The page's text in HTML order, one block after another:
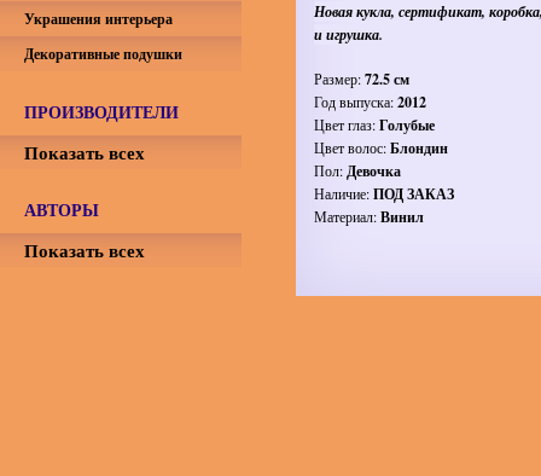
Новая кукла, сертификат,
и игрушка.
Размер:72.5 см
Год выпуска:2012
Цвет глаз:Голубые
Цвет волос:Блондин
Пол:Девочка
Наличие:ПОД ЗАКАЗ
Материал:Винил
Украшения интерьера
Декоративные подушки
ПРОИЗВОДИТЕЛИ
Показать всех
АВТОРЫ
Показать всех